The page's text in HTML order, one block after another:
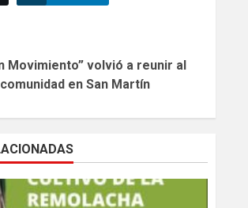
Movimiento” volvió a reunir al
en San Martín